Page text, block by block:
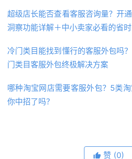
超级店长能否查看客服咨询量？开
洞察功能详解＋中小卖家必看的省时
冷门类目能找到懂行的客服外包吗
门类目客服外包终极解决方案
哪种淘宝网店需要客服外包？5类淘
你中招了吗？
赞 (0)